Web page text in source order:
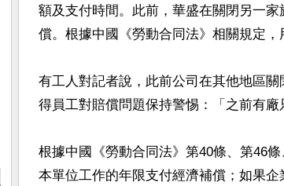
額及支付時間。此前，華盛在關閉另一
償。根據中國《勞動合同法》相關規定，
有工人對記者說，此前公司在其他地區
得員工對賠償問題保持警惕：「之前有廠
根據中國《勞動合同法》第40條、第46
本單位工作的年限支付經濟補償；如果